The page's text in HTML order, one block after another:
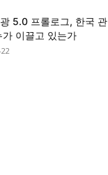
5.0 프롤로그, 한국 관
가 이끌고 있는가